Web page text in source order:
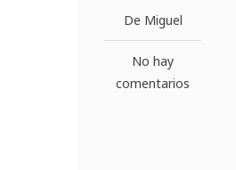
De Miguel
No hay
comentarios